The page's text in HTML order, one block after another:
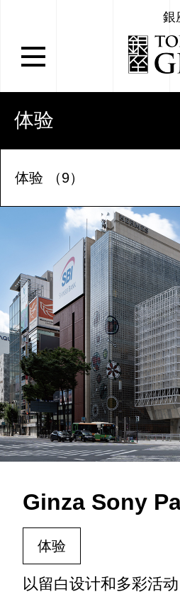
銀
体验
体验 （9）
Ginza Sony
体验
以留白设计和多彩活